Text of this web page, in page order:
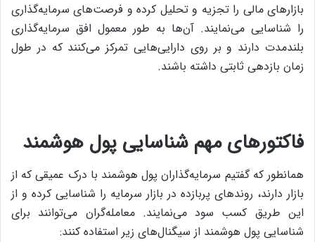
بازارهای مالی را تجزیه و تحلیل کرده و فرصت‌های سرمایه‌گذاری
را شناسایی می‌نمایند. آن‌ها به طور معمول افق سرمایه‌گذاری
بلندمدت دارند و بر روی دارایی‌هایی تمرکز می‌کنند که در طول
زمان بازدهی ثابتی داشته باشند.
فاکتورهای مهم شناسایی پول هوشمند
همانطور که گفتیم سرمایه‌گذاران پول هوشمند با درک عمیقی که از
بازار دارند، روندهای پربازده در بازار سرمایه را شناسایی کرده و از
این طریق کسب سود می‌نمایند. معامله‌گران می‌توانند برای
شناسایی پول هوشمند از سیگنال‌های زیر استفاده کنند: